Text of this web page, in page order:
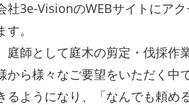
社3e-VisionのWEBサイトにア
す。
庭師として庭木の剪定・伐採作
から様々なご要望をいただく中
るようになり、「なんでも頼め